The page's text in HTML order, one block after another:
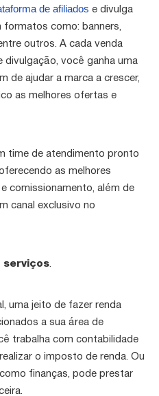
de afiliados e divulga
formatos como: banners,
outros. A cada venda
divulgação, você ganha uma
de ajudar a marca a crescer,
as melhores ofertas e
time de atendimento pronto
as melhores
comissionamento, além de
canal exclusivo no
serviços.
uma jeito de fazer renda
a sua área de
trabalha com contabilidade
o imposto de renda. Ou
finanças, pode prestar